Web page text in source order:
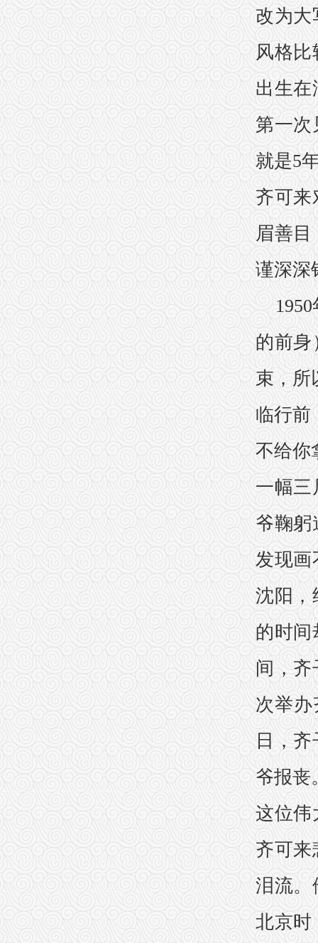
改为大
风格
出生在
第一次
就是5
齐可来
眉善
谨深深
的前身
束，所
临行前
不给你
一幅三
爷鞠躬
发现画
沈阳，
的时间
间，齐
次举办
日，
爷报丧
这位伟
齐可来
泪流。
北京时